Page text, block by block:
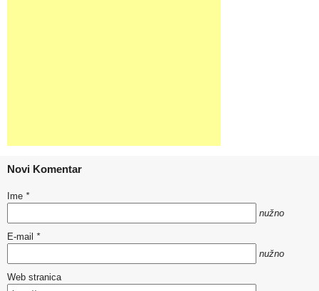
Novi Komentar
Ime *
nužno
E-mail *
nužno
Web stranica